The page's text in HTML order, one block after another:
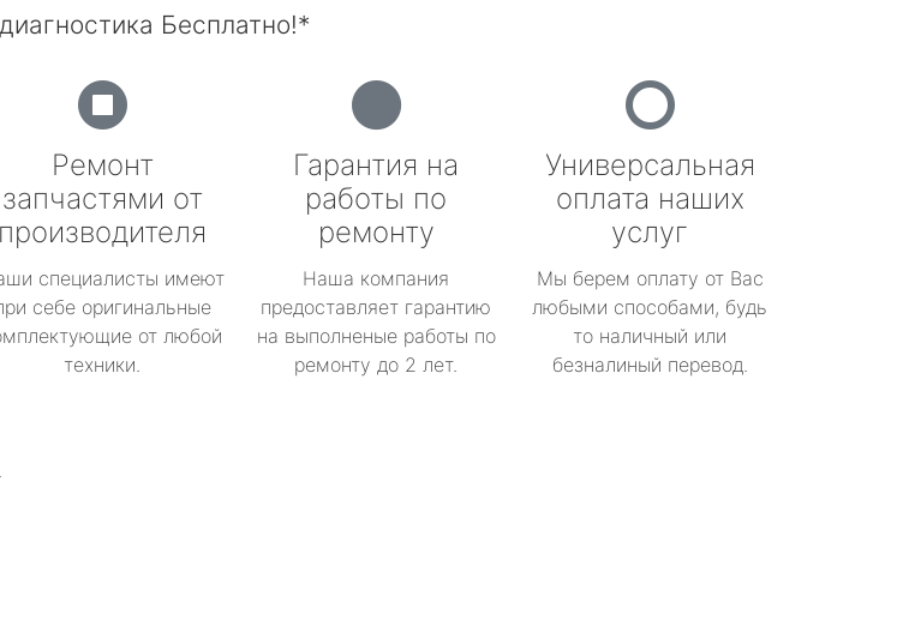
Бесплатно!*
Ремонт
запчастями от
производителя
специалисты имеют
себе оригинальные
от любой
техники.
Гарантия на
работы по
ремонту
Наша компания
предоставляет гарантию
на выполненые работы по
ремонту до 2 лет.
Универсальная
оплата наших
услуг
Мы берем оплату от Вас
любыми способами, будь
то наличный или
безналиный перевод.